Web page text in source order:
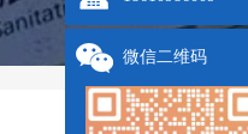
微信二维码